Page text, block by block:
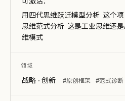
用四代思维跃迁模型分析 这个
思维范式分析 这是工业思维还
维模式
领域
战略 · 创新 #原创框架 #范式诊断